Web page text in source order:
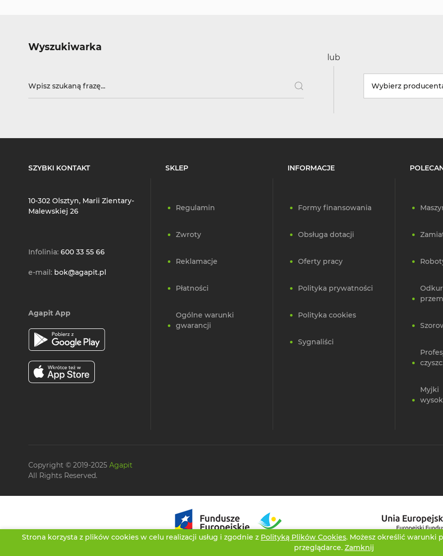
Strona korzysta z plików cookies w celu realizacji usług i zgodnie z Polityką Plików Cookies. Możesz określić warunki
przeglądarce. Zamknij
Wyszukiwarka
lub
Wybierz
SZYBKI KONTAKT
10-302 Olsztyn, Marii Zientary-
Malewskiej 26
Infolinia: 600 33 55 66
e-mail: bok@agapit.pl
Agapit App
SKLEP
Regulamin
Zwroty
Reklamacje
Płatności
Ogólne warunki
gwarancji
INFORMACJE
Formy finansowania
Obsługa dotacji
Oferty pracy
Polityka prywatności
Polityka cookies
Sygnaliści
Myjki
Copyright © 2019-2025 Agapit
All Rights Reserved.